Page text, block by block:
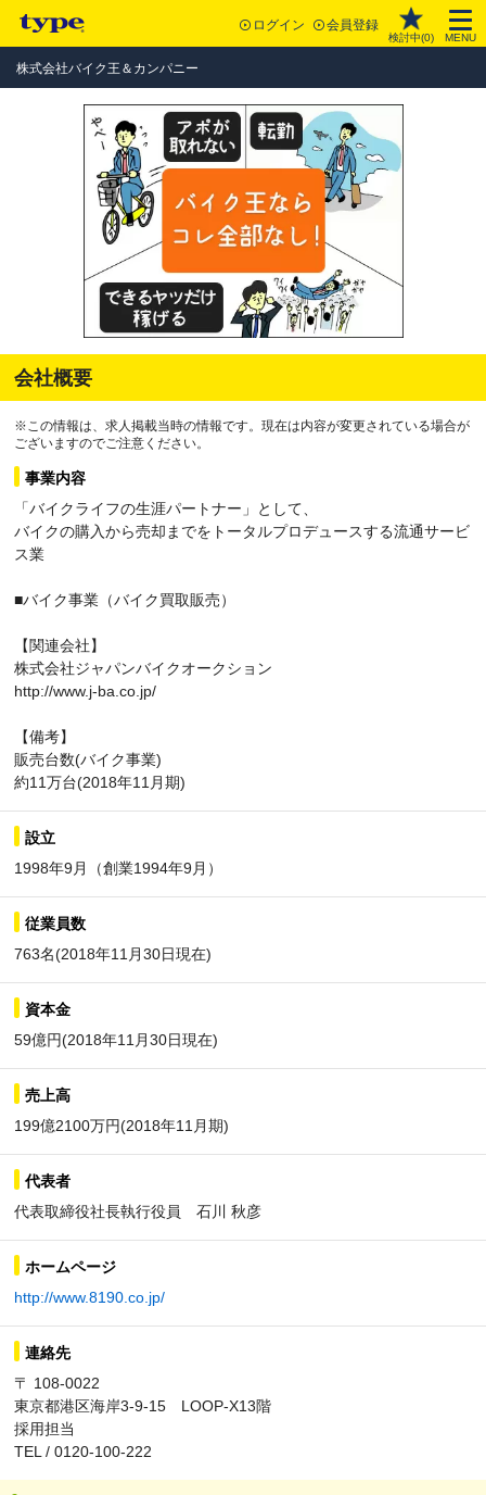
ログイン 会員登録
検討中(0) MENU
株式会社バイク王＆カンパニー
会社概要
※この情報は、求人掲載当時の情報です。現在は内容が変更されている場合が
ございますのでご注意ください。
事業内容
「バイクライフの生涯パートナー」として、
バイクの購入から売却までをトータルプロデュースする流通サービ
ス業
■バイク事業（バイク買取販売）
【関連会社】
株式会社ジャパンバイクオークション
http://www.j-ba.co.jp/
【備考】
販売台数(バイク事業)
約11万台(2018年11月期)
設立
1998年9月（創業1994年9月）
従業員数
763名(2018年11月30日現在)
資本金
59億円(2018年11月30日現在)
売上高
199億2100万円(2018年11月期)
代表者
代表取締役社長執行役員 石川 秋彦
ホームページ
http://www.8190.co.jp/
連絡先
〒 108-0022
東京都港区海岸3-9-15 LOOP-X13階
採用担当
TEL / 0120-100-222